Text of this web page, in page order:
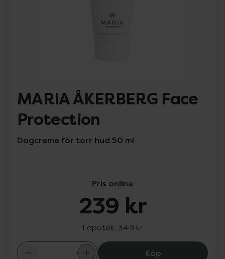
MARIA ÅKERBERG Face
Protection
Dagcreme för torr hud 50 ml
Pris online
239 kr
I apotek: 349 kr
KöpMARIA